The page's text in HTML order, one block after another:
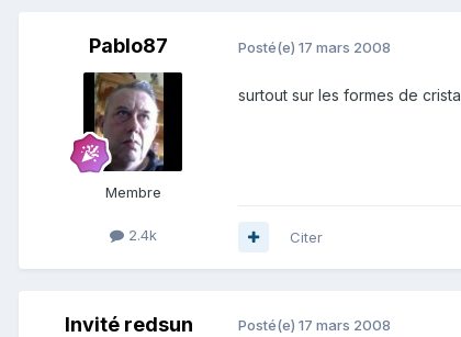
Pablo87
Membre
2.4k
Posté(e) 17 mars 2008
surtout sur les formes de
Citer
Invité redsun Posté(e) 17 mars 2008